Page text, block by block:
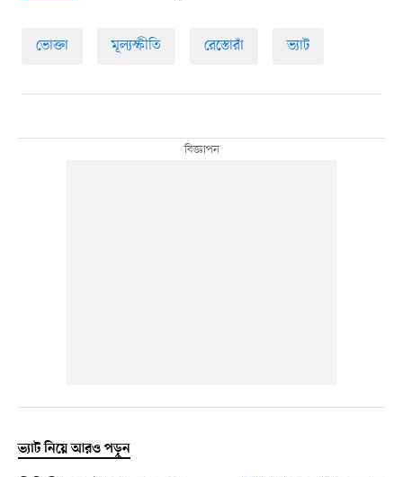
ভোক্তা মূল্যস্ফীতি রেস্তোরাঁ ভ্যাট
ভ্যাট নিয়ে আরও পড়ুন